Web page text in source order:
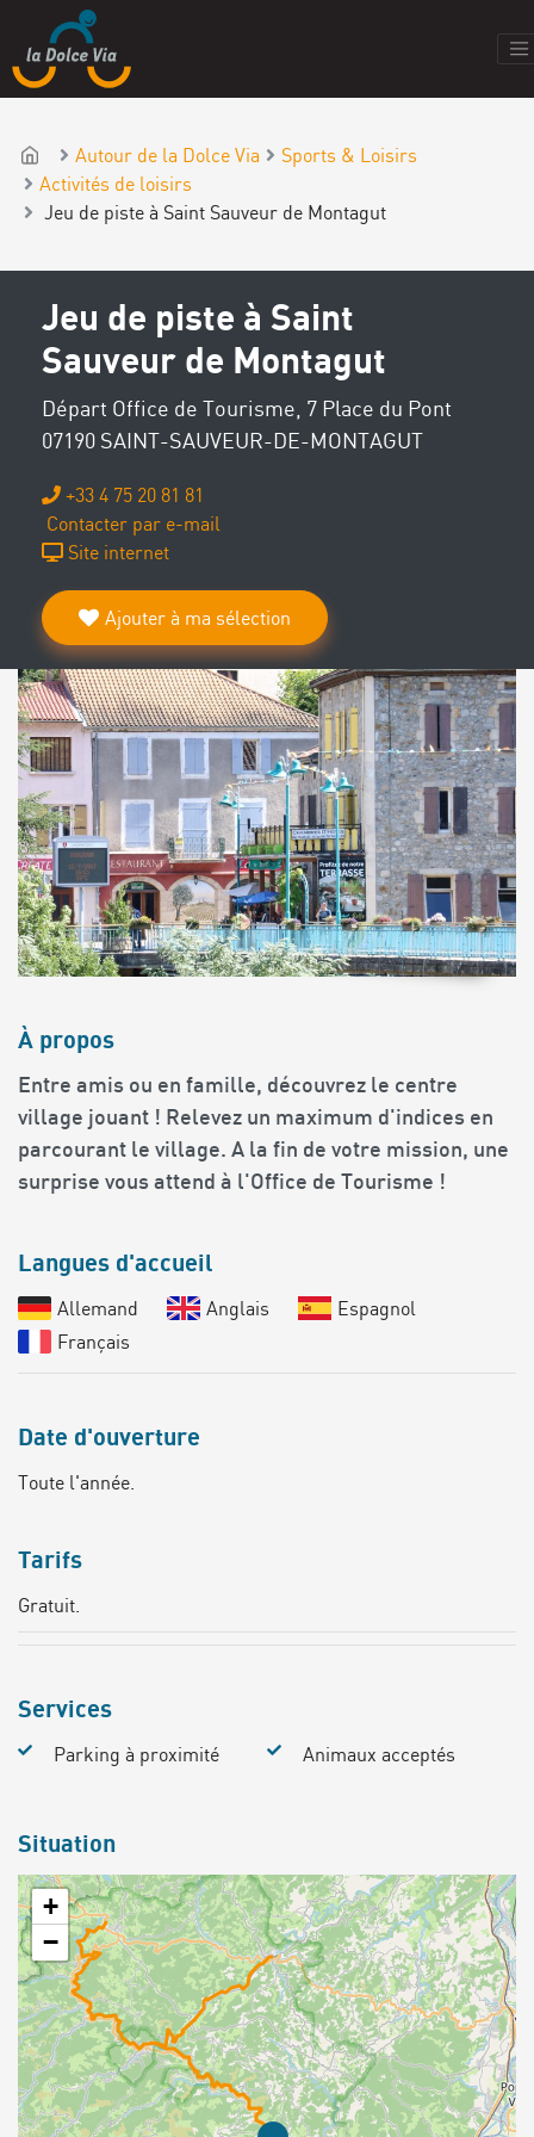
Autour de la Dolce Via
Sports & Loisirs
Activités de loisirs
Jeu de piste à Saint Sauveur de Montagut
Jeu de piste à Saint
Sauveur de Montagut
Départ Office de Tourisme, 7 Place du Pont
07190 SAINT-SAUVEUR-DE-MONTAGUT
+33 4 75 20 81 81
Contacter par e-mail
Site internet
Ajouter à ma sélection
À propos
Entre amis ou en famille, découvrez le centre
village jouant ! Relevez un maximum d'indices en
parcourant le village. A la fin de votre mission, une
surprise vous attend à l'Office de Tourisme !
Langues d'accueil
Allemand Anglais
Espagnol
Français
Date d'ouverture
Toute l'année.
Tarifs
Gratuit.
Services
Parking à proximité Animaux acceptés
Situation
+
−